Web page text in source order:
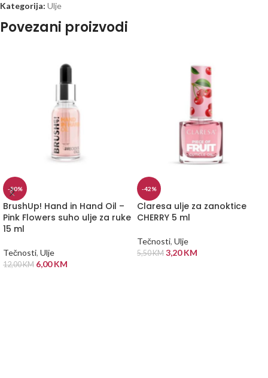
Kategorija: Ulje
Povezani proizvodi
-50%
BrushUp! Hand in Hand Oil –
Pink Flowers suho ulje za ruke
15 ml
Tečnosti, Ulje
12,00KM 6,00KM
-42%
Claresa ulje za zanoktice
CHERRY 5 ml
Tečnosti, Ulje
5,50KM 3,20KM